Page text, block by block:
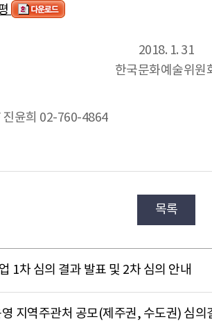
2018. 1. 31
한국문화예술위원
윤희 02-760-4864
목록
1차 심의 결과 발표 및 2차 심의 안내
지역주관처 공모(제주권, 수도권) 심의